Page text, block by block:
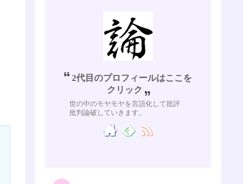
2代目のプロフィールはここを
クリック
世の中のモヤモヤを言語化して批評
批判論破していきます。